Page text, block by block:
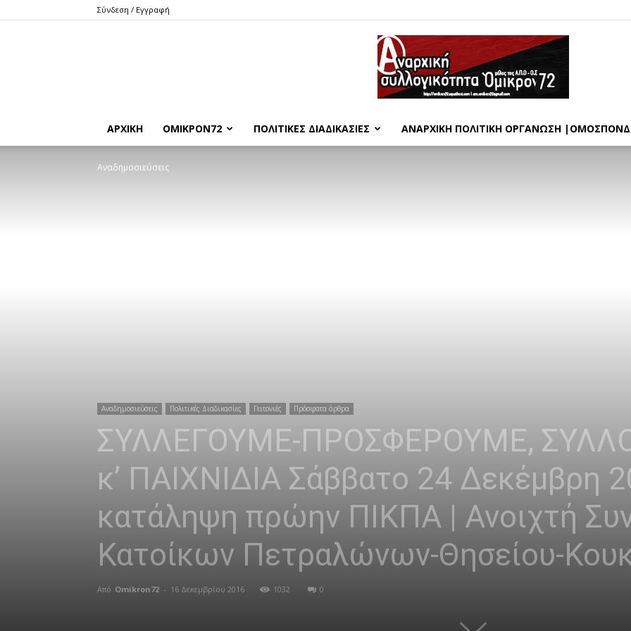
Σύνδεση / Εγγραφή
Όμικρον72
ΑΡΧΙΚΉ ΌΜΙΚΡΟΝ72 ΠΟΛΙΤΙΚΈΣ ΔΙΑΔΙΚΑΣΊΕΣ ΑΝΑΡΧΙΚΉ ΠΟΛΙΤΙΚΉ ΟΡΓΆΝΩΣΗ
Αναδημοσιεύσεις
Αναδημοσιεύσεις Πολιτικές Διαδικασίες Γειτονιές Πρόσφατα άρθρα
ΣΥΛΛΕΓΟΥΜΕ-ΠΡΟΣΦΕΡΟΥΜΕ,
κ’ ΠΑΙΧΝΙΔΙΑ Σάββατο 24 Δεκέμβρη
κατάληψη πρώην ΠΙΚΠΑ | Ανοιχτή
Κατοίκων Πετραλώνων-Θησείου-
Από Omikron72 - 16 Δεκεμβρίου 2016 1032 0